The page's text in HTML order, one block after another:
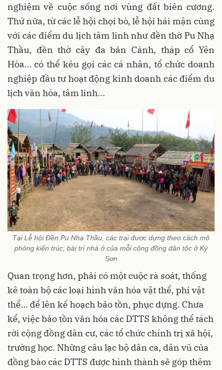
nghiệm về cuộc sống nơi vùng đất biên cương.
Thứ nữa, từ các lễ hội chọi bò, lễ hội hái mận cùng
với các điểm du lịch tâm linh như đền thờ Pu Nhạ
Thầu, đền thờ cây đa bản Cánh, tháp cổ Yên
Hòa… có thể kêu gọi các cá nhân, tổ chức doanh
nghiệp đầu tư hoạt động kinh doanh các điểm du
lịch văn hóa, tâm linh...
Tại Lễ hội Đền Pu Nhạ Thầu, các trại được dựng theo cách mô
phỏng kiến trúc, bài trí nhà ở của mỗi cộng đồng dân tộc ở Kỳ
Sơn
Quan trọng hơn, phải có một cuộc rà soát, thống
kê toàn bộ các loại hình văn hóa vật thể, phi vật
thể… để lên kế hoạch bảo tồn, phục dựng. Chưa
kể, việc bảo tồn văn hóa các DTTS không thể tách
rời cộng đồng dân cư, các tổ chức chính trị xã hội,
trường học. Những câu lạc bộ dân ca, dân vũ của
đồng bào các DTTS được hình thành sẽ góp thêm